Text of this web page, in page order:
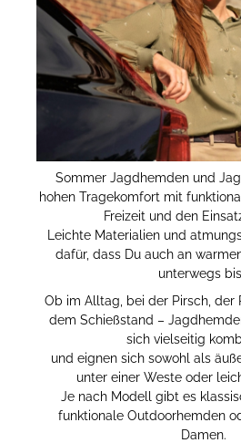
Sommer Jagdhemden und
hohen Tragekomfort mit
Freizeit und den
Leichte Materialien und
dafür, dass Du auch an
unterwegs
Ob im Alltag, bei der Pirsch, der
dem Schießstand –
sich vielseitig
und eignen sich sowohl als
unter einer Weste oder
Je nach Modell gibt es
funktionale Outdoorhemden
Damen.